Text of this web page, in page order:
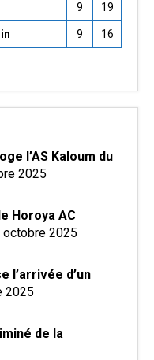
9 19
9 16
l’AS Kaloum du
2025
Horoya AC
octobre 2025
l’arrivée d’un
2025
de la